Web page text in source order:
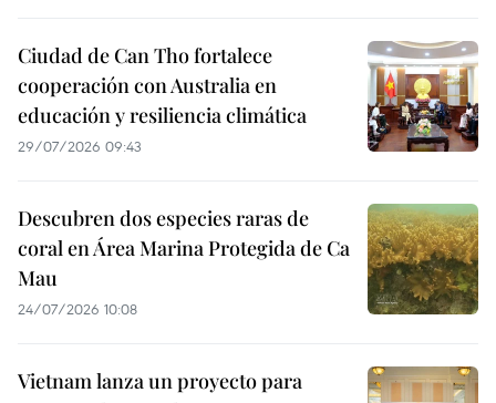
Ciudad de Can Tho fortalece
cooperación con Australia en
educación y resiliencia climática
29/07/2026 09:43
Descubren dos especies raras de
coral en Área Marina Protegida de Ca
Mau
24/07/2026 10:08
Vietnam lanza un proyecto para